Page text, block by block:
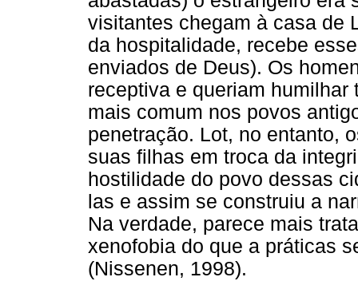
visitantes chegam à casa de
da hospitalidade, recebe
enviados de Deus). Os
receptiva e queriam
mais comum nos povos
penetração. Lot, no entanto,
suas filhas em troca da
hostilidade do povo dessas
las e assim se construiu a
Na verdade, parece mais
xenofobia do que a práticas
(Nissenen, 1998).